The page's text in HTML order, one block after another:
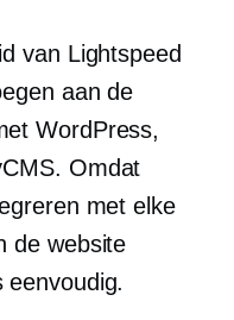
van Lightspeed
aan de
WordPress,
Omdat
met elke
de website
eenvoudig.